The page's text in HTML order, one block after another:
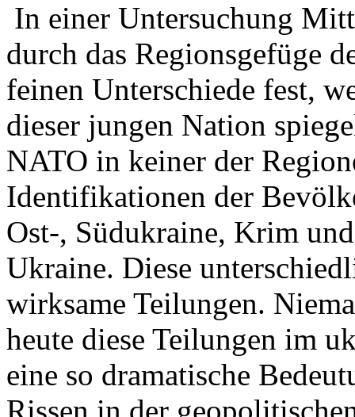
In einer Untersuchung
durch das Regionsgefüge
feinen Unterschiede fest,
dieser jungen Nation
NATO in keiner der
Identifikationen der
Ost-, Südukraine, Krim
Ukraine. Diese
wirksame Teilungen.
heute diese Teilungen im
eine so dramatische